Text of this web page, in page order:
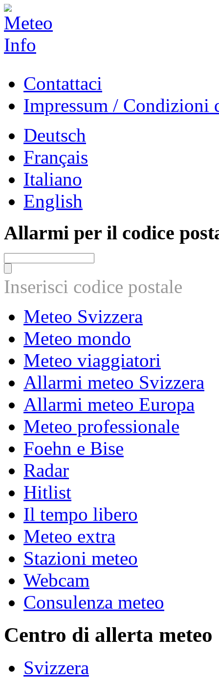
Contattaci
Impressum / Condizioni
Deutsch
Français
Italiano
English
Allarmi per il codice
Inserisci codice postale
Meteo Svizzera
Meteo mondo
Meteo viaggiatori
Allarmi meteo Svizzera
Allarmi meteo Europa
Meteo professionale
Foehn e Bise
Radar
Hitlist
Il tempo libero
Meteo extra
Stazioni meteo
Webcam
Consulenza meteo
Centro di allerta meteo
Svizzera